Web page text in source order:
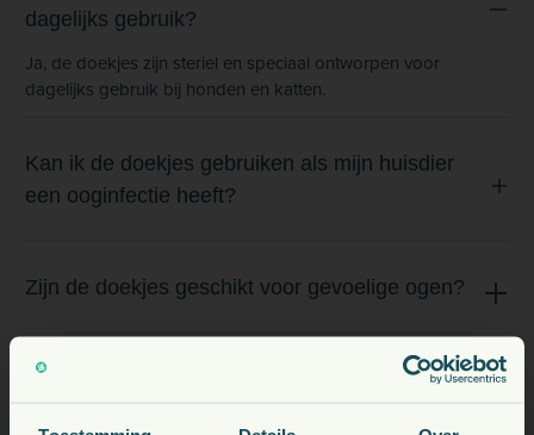
dagelijks gebruik?
Ja, de doekjes zijn steriel en speciaal ontworpen voor
dagelijks gebruik bij honden en katten.
Kan ik de doekjes gebruiken als mijn huisdier
een ooginfectie heeft?
Zijn de doekjes geschikt voor gevoelige ogen?
Zijn de doekjes parfumvrij?